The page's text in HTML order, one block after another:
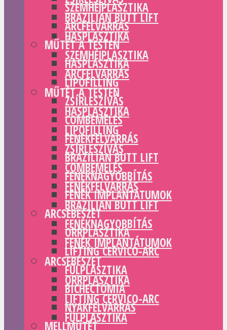
SZEMHÉJPLASZTIKA
ARCFELVARRÁS
MŰTÉT A TESTEN
HASPLASZTIKA
LIPOFILLING
ZSÍRLESZÍVÁS
COMBEMELÉS
FENÉKFELVARRÁS
BRAZILIAN BUTT LIFT
FENÉKNAGYOBBÍTÁS
FENÉK IMPLANTÁTUMOK
ARCSEBÉSZET
ORRPLASZTIKA
LIFTING CERVICO-ARC
FÜLPLASZTIKA
BICHECTOMIA
NYAKFELVARRÁS
MELLMŰTÉT
BRAZILIAN BUTT LIFT
HASPLASZTIKA
SZEMHÉJPLASZTIKA
ARCFELVARRÁS
MŰTÉT A TESTEN
HASPLASZTIKA
LIPOFILLING
ZSÍRLESZÍVÁS
COMBEMELÉS
FENÉKFELVARRÁS
BRAZILIAN BUTT LIFT
FENÉKNAGYOBBÍTÁS
FENÉK IMPLANTÁTUMOK
ARCSEBÉSZET
ORRPLASZTIKA
LIFTING CERVICO-ARC
FÜLPLASZTIKA